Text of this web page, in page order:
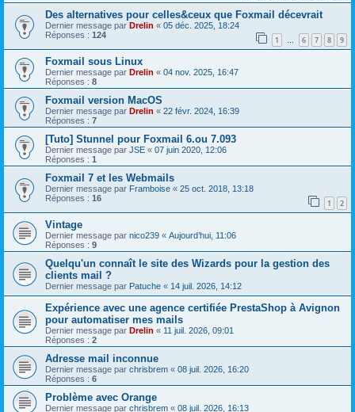
Des alternatives pour celles&ceux que Foxmail décevrait
Dernier message par Drelin « 05 déc. 2025, 18:24
Réponses : 124 1 … 6 7 8 9
Foxmail sous Linux
Dernier message par Drelin « 04 nov. 2025, 16:47
Réponses : 8
Foxmail version MacOS
Dernier message par Drelin « 22 févr. 2024, 16:39
Réponses : 7
[Tuto] Stunnel pour Foxmail 6.ou 7.093
Dernier message par JSE « 07 juin 2020, 12:06
Réponses : 1
Foxmail 7 et les Webmails
Dernier message par Framboise « 25 oct. 2018, 13:18
Réponses : 16 1 2
Vintage
Dernier message par nico239 « Aujourd’hui, 11:06
Réponses : 9
Quelqu'un connaît le site des Wizards pour la gestion des
clients mail ?
Dernier message par Patuche « 14 juil. 2026, 14:12
Expérience avec une agence certifiée PrestaShop à Avignon
pour automatiser mes mails
Dernier message par Drelin « 11 juil. 2026, 09:01
Réponses : 2
Adresse mail inconnue
Dernier message par chrisbrem « 08 juil. 2026, 16:20
Réponses : 6
Problème avec Orange
Dernier message par chrisbrem « 08 juil. 2026, 16:13